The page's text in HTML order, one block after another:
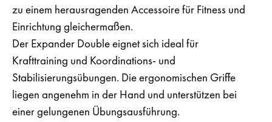
zu einem herausragenden Accessoire für Fitness und
Einrichtung gleichermaßen.
Der Expander Double eignet sich ideal für
Krafttraining und Koordinations- und
Stabilisierungsübungen. Die ergonomischen Griffe
liegen angenehm in der Hand und unterstützen bei
einer gelungenen Übungsausführung.